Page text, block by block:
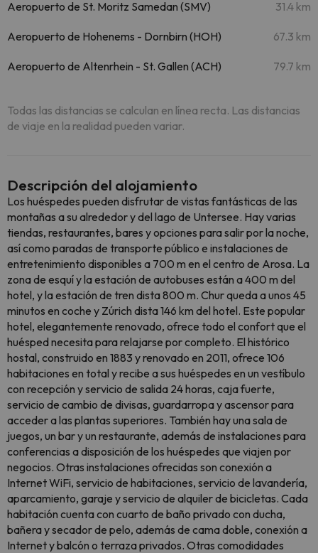
Aeropuerto de St. Moritz Samedan (SMV) 31.4 km
Aeropuerto de Hohenems - Dornbirn (HOH) 67.3 km
Aeropuerto de Altenrhein - St. Gallen (ACH) 79.7 km
Todas las distancias se calculan en línea recta. Las distancias
de viaje en la realidad pueden variar.
Descripción del alojamiento
Los huéspedes pueden disfrutar de vistas fantásticas de las
montañas a su alrededor y del lago de Untersee. Hay varias
tiendas, restaurantes, bares y opciones para salir por la noche,
así como paradas de transporte público e instalaciones de
entretenimiento disponibles a 700 m en el centro de Arosa. La
zona de esquí y la estación de autobuses están a 400 m del
hotel, y la estación de tren dista 800 m. Chur queda a unos 45
minutos en coche y Zúrich dista 146 km del hotel. Este popular
hotel, elegantemente renovado, ofrece todo el confort que el
huésped necesita para relajarse por completo. El histórico
hostal, construido en 1883 y renovado en 2011, ofrece 106
habitaciones en total y recibe a sus huéspedes en un vestíbulo
con recepción y servicio de salida 24 horas, caja fuerte,
servicio de cambio de divisas, guardarropa y ascensor para
acceder a las plantas superiores. También hay una sala de
juegos, un bar y un restaurante, además de instalaciones para
conferencias a disposición de los huéspedes que viajen por
negocios. Otras instalaciones ofrecidas son conexión a
Internet WiFi, servicio de habitaciones, servicio de lavandería,
aparcamiento, garaje y servicio de alquiler de bicicletas. Cada
habitación cuenta con cuarto de baño privado con ducha,
bañera y secador de pelo, además de cama doble, conexión a
Internet y balcón o terraza privados. Otras comodidades